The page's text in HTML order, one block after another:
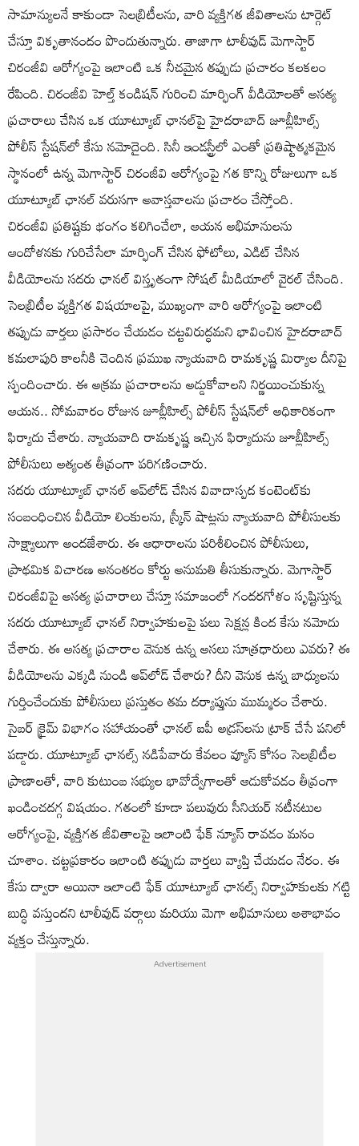
సామాన్యులనే కాకుండా సెలబ్రిటీలను, వారి వ్యక్తిగత జీవితాలను టార్గెట్
చేస్తూ వికృతానందం పొందుతున్నారు. తాజాగా టాలీవుడ్ మెగాస్టార్
చిరంజీవి ఆరోగ్యంపై ఇలాంటి ఒక నీచమైన తప్పుడు ప్రచారం కలకలం
రేపింది. చిరంజీవి హెల్త్ కండిషన్ గురించి మార్ఫింగ్ వీడియోలతో అసత్య
ప్రచారాలు చేసిన ఒక యూట్యూబ్ ఛానల్‌పై హైదరాబాద్ జూబ్లీహిల్స్
పోలీస్ స్టేషన్‌లో కేసు నమోదైంది. సినీ ఇండస్ట్రీలో ఎంతో ప్రతిష్టాత్మకమైన
స్థానంలో ఉన్న మెగాస్టార్ చిరంజీవి ఆరోగ్యంపై గత కొన్ని రోజులుగా ఒక
యూట్యూబ్ ఛానల్ వరుసగా అవాస్తవాలను ప్రచారం చేస్తోంది.
చిరంజీవి ప్రతిష్టకు భంగం కలిగించేలా, ఆయన అభిమానులను
ఆందోళనకు గురిచేసేలా మార్ఫింగ్ చేసిన ఫోటోలు, ఎడిట్ చేసిన
వీడియోలను సదరు ఛానల్ విస్తృతంగా సోషల్ మీడియాలో వైరల్ చేసింది.
సెలబ్రిటీల వ్యక్తిగత విషయాలపై, ముఖ్యంగా వారి ఆరోగ్యంపై ఇలాంటి
తప్పుడు వార్తలు ప్రసారం చేయడం చట్టవిరుద్ధమని భావించిన హైదరాబాద్
కమలాపురి కాలనీకి చెందిన ప్రముఖ న్యాయవాది రామకృష్ణ మిర్యాల దీనిపై
స్పందించారు. ఈ అక్రమ ప్రచారాలను అడ్డుకోవాలని నిర్ణయించుకున్న
ఆయన.. సోమవారం రోజున జూబ్లీహిల్స్ పోలీస్ స్టేషన్‌లో అధికారికంగా
ఫిర్యాదు చేశారు. న్యాయవాది రామకృష్ణ ఇచ్చిన ఫిర్యాదును జూబ్లీహిల్స్
పోలీసులు అత్యంత తీవ్రంగా పరిగణించారు.
సదరు యూట్యూబ్ ఛానల్ అప్‌లోడ్ చేసిన వివాదాస్పద కంటెంట్‌కు
సంబంధించిన వీడియో లింకులను, స్క్రీన్ షాట్లను న్యాయవాది పోలీసులకు
సాక్ష్యాలుగా అందజేశారు. ఈ ఆధారాలను పరిశీలించిన పోలీసులు,
ప్రాథమిక విచారణ అనంతరం కోర్టు అనుమతి తీసుకున్నారు. మెగాస్టార్
చిరంజీవిపై అసత్య ప్రచారాలు చేస్తూ సమాజంలో గందరగోళం సృష్టిస్తున్న
సదరు యూట్యూబ్ ఛానల్ నిర్వాహకులపై పలు సెక్షన్ల కింద కేసు నమోదు
చేశారు. ఈ అసత్య ప్రచారాల వెనుక ఉన్న అసలు సూత్రధారులు ఎవరు? ఈ
వీడియోలను ఎక్కడి నుండి అప్‌లోడ్ చేశారు? దీని వెనుక ఉన్న బాధ్యులను
గుర్తించేందుకు పోలీసులు ప్రస్తుతం తమ దర్యాప్తును ముమ్మరం చేశారు.
సైబర్ క్రైమ్ విభాగం సహాయంతో ఛానల్ ఐపీ అడ్రస్‌లను ట్రాక్ చేసే పనిలో
పడ్డారు. యూట్యూబ్ ఛానల్స్ నడిపేవారు కేవలం వ్యూస్ కోసం సెలబ్రిటీల
ప్రాణాలతో, వారి కుటుంబ సభ్యుల భావోద్వేగాలతో ఆడుకోవడం తీవ్రంగా
ఖండించదగ్గ విషయం. గతంలో కూడా పలువురు సీనియర్ నటీనటుల
ఆరోగ్యంపై, వ్యక్తిగత జీవితాలపై ఇలాంటి ఫేక్ న్యూస్ రావడం మనం
చూశాం. చట్టప్రకారం ఇలాంటి తప్పుడు వార్తలు వ్యాప్తి చేయడం నేరం. ఈ
కేసు ద్వారా అయినా ఇలాంటి ఫేక్ యూట్యూబ్ ఛానల్స్ నిర్వాహకులకు గట్టి
బుద్ధి వస్తుందని టాలీవుడ్ వర్గాలు మరియు మెగా అభిమానులు ఆశాభావం
వ్యక్తం చేస్తున్నారు.